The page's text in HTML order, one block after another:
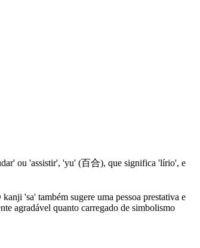
ou 'assistir', 'yu' (百合), que significa 'lírio', e
'sa' também sugere uma pessoa prestativa e
agradável quanto carregado de simbolismo